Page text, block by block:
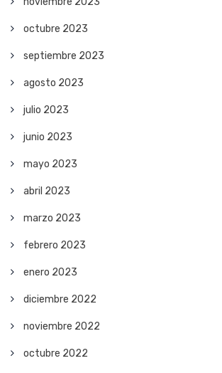
octubre 2023
septiembre 2023
agosto 2023
julio 2023
junio 2023
mayo 2023
abril 2023
marzo 2023
febrero 2023
enero 2023
diciembre 2022
noviembre 2022
octubre 2022